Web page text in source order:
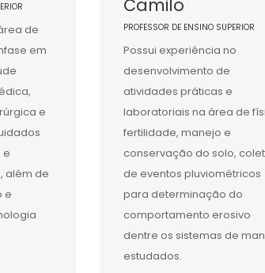
de
em
e
e
além de
e
Camilo
PROFESSOR DE ENSINO SUPERIOR
Possui experiência no
desenvolvimento de
atividades práticas e
laboratoriais na área de
fertilidade, manejo e
conservação do solo,
de eventos pluviométricos
para determinação do
comportamento erosivo
dentre os sistemas de
estudados.